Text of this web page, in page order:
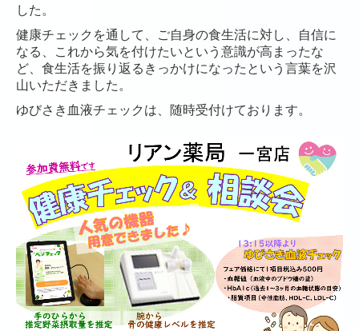
した。
健康チェックを通して、ご自身の食生活に対し、自信に
なる、これから気を付けたいという意識が高まったな
ど、食生活を振り返るきっかけになったという言葉を沢
山いただきました。
ゆびさき血液チェックは、随時受付けております。